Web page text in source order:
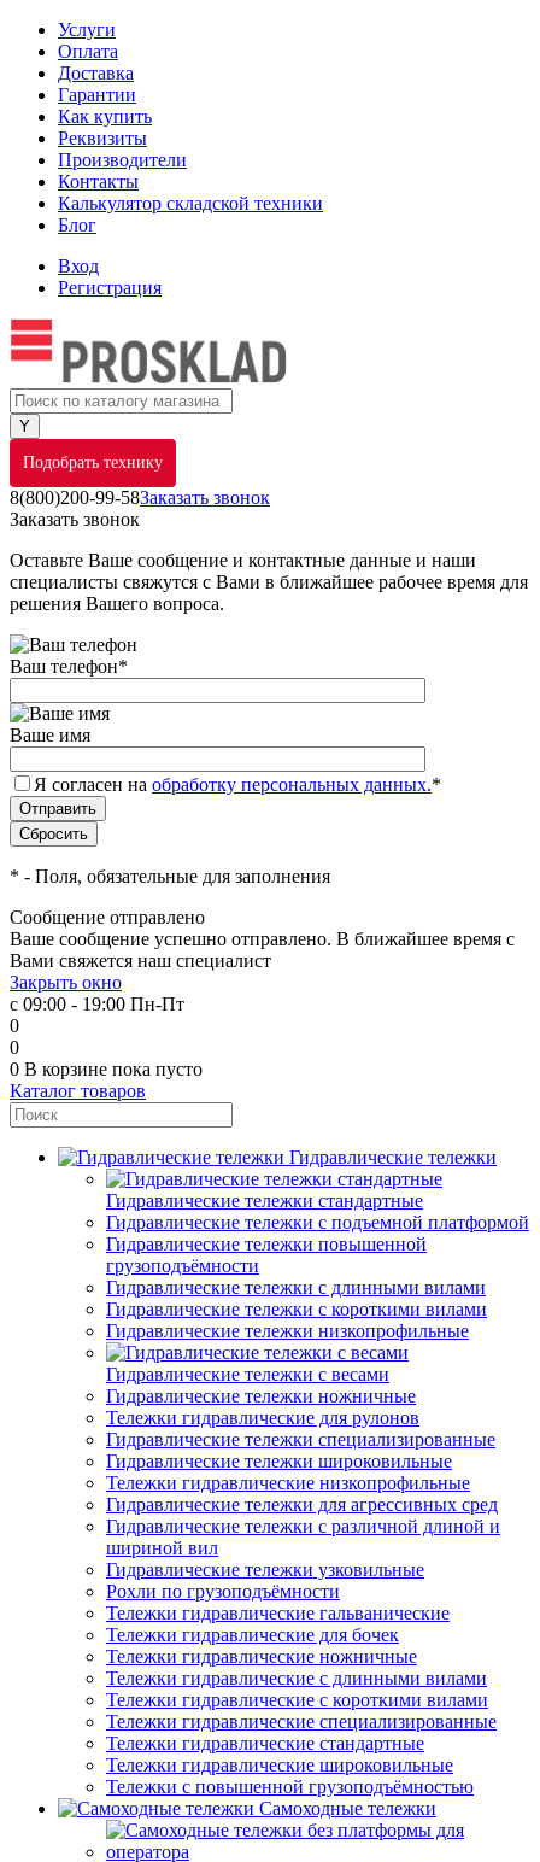
Услуги
Оплата
Доставка
Гарантии
Как купить
Реквизиты
Производители
Контакты
Калькулятор складской техники
Блог
Вход
Регистрация
Подобрать технику
8(800)200-99-58Заказать звонок
Заказать звонок
Оставьте Ваше сообщение и контактные данные и наши
специалисты свяжутся с Вами в ближайшее рабочее время для
решения Вашего вопроса.
Ваш телефон*
Ваше имя
Я согласен на обработку персональных данных.*
* - Поля, обязательные для заполнения
Сообщение отправлено
Ваше сообщение успешно отправлено. В ближайшее время с
Вами свяжется наш специалист
Закрыть окно
с 09:00 - 19:00 Пн-Пт
0
0
0 В корзине пока пусто
Каталог товаров
Гидравлические тележки
Гидравлические тележки стандартные
Гидравлические тележки с подъемной платформой
Гидравлические тележки повышенной
грузоподъёмности
Гидравлические тележки с длинными вилами
Гидравлические тележки с короткими вилами
Гидравлические тележки низкопрофильные
Гидравлические тележки с весами
Гидравлические тележки ножничные
Тележки гидравлические для рулонов
Гидравлические тележки специализированные
Гидравлические тележки широковильные
Тележки гидравлические низкопрофильные
Гидравлические тележки для агрессивных сред
Гидравлические тележки с различной длиной и
шириной вил
Гидравлические тележки узковильные
Рохли по грузоподъёмности
Тележки гидравлические гальванические
Тележки гидравлические для бочек
Тележки гидравлические ножничные
Тележки гидравлические с длинными вилами
Тележки гидравлические с короткими вилами
Тележки гидравлические специализированные
Тележки гидравлические стандартные
Тележки гидравлические широковильные
Тележки с повышенной грузоподъёмностью
Самоходные тележки